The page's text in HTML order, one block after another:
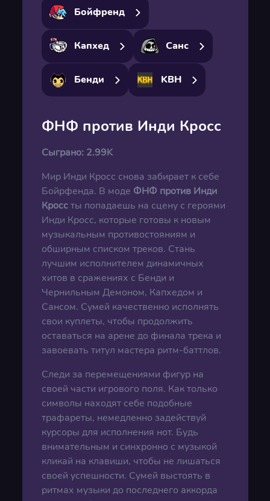
Бойфренд
Капхед Санс
Бенди KBH
ФНФ против Инди Кросс
Сыграно: 2.99K
Мир Инди Кросс снова забирает к себе
Бойрфенда. В моде ФНФ против Инди
Кроссты попадаешь на сцену с героями
Инди Кросс, которые готовы к новым
музыкальным противостояниям и
обширным списком треков. Стань
лучшим исполнителем динамичных
хитов в сражениях с Бенди и
Чернильным Демоном, Капхедом и
Сансом. Сумей качественно исполнять
свои куплеты, чтобы продолжить
оставаться на арене до финала трека и
завоевать титул мастера ритм-баттлов.
Следи за перемещениями фигур на
своей части игрового поля. Как только
символы находят себе подобные
трафареты, немедленно задействуй
курсоры для исполнения нот. Будь
внимательным и синхронно с музыкой
кликай на клавиши, чтобы не лишаться
своей успешности. Сумей выстоять в
ритмах музыки до последнего аккорда